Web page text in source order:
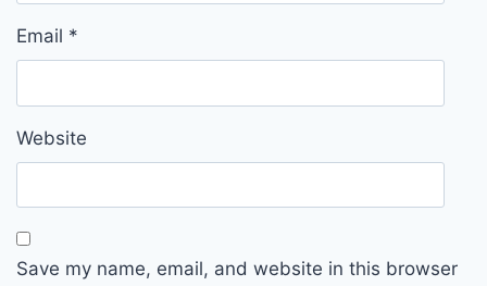
Email *
Website
Save my name, email, and website in this browser